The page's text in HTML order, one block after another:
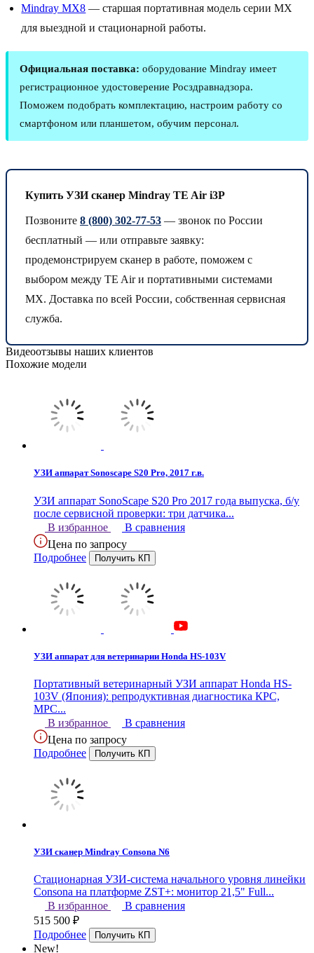
Mindray MX8 — старшая портативная модель серии MX
для выездной и стационарной работы.
Официальная поставка: оборудование Mindray имеет
регистрационное удостоверение Росздравнадзора.
Поможем подобрать комплектацию, настроим работу со
смартфоном или планшетом, обучим персонал.
Купить УЗИ сканер Mindray TE Air i3P
Позвоните 8 (800) 302-77-53 — звонок по России
бесплатный — или отправьте заявку:
продемонстрируем сканер в работе, поможем с
выбором между TE Air и портативными системами
MX. Доставка по всей России, собственная сервисная
служба.
Видеоотзывы наших клиентов
Похожие модели
УЗИ аппарат Sonoscape S20 Pro, 2017 г.в.
УЗИ аппарат SonoScape S20 Pro 2017 года выпуска, б/у
после сервисной проверки: три датчика...
В избранное
В сравнения
Цена по запросу
Подробнее
УЗИ аппарат для ветеринарии Honda HS-103V
Портативный ветеринарный УЗИ аппарат Honda HS-
103V (Япония): репродуктивная диагностика КРС,
МРС...
В избранное
В сравнения
Цена по запросу
Подробнее
УЗИ сканер Mindray Consona N6
Стационарная УЗИ-система начального уровня линейки
Consona на платформе ZST+: монитор 21,5" Full...
В избранное
В сравнения
515 500 ₽
Подробнее
New!